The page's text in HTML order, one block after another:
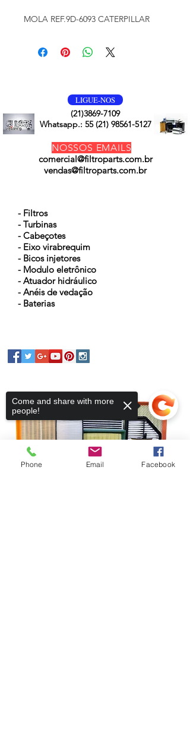
MOLA REF.9D-6093 CATERPILLAR
LIGUE-NOS
(21)3869-7109
Whatsapp.: 55 (21) 98561-5127
NOSSOS EMAILS
comercial@filtroparts.com.br
vendas@filtroparts.com.br
- Filtros
- Turbinas
- Cabeçotes
- Eixo virabrequim
- Bicos injetores
- Modulo eletrônico
- Atuador hidráulico
- Anéis de vedação
- Baterias
Phone Email Facebook
Come and share with more
people!